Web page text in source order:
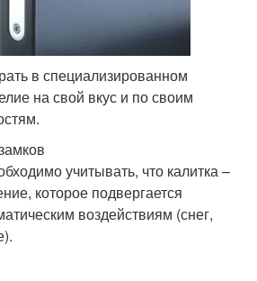
в специализированном
на свой вкус и по своим
учитывать, что калитка –
которое подвергается
воздействиям (снег,